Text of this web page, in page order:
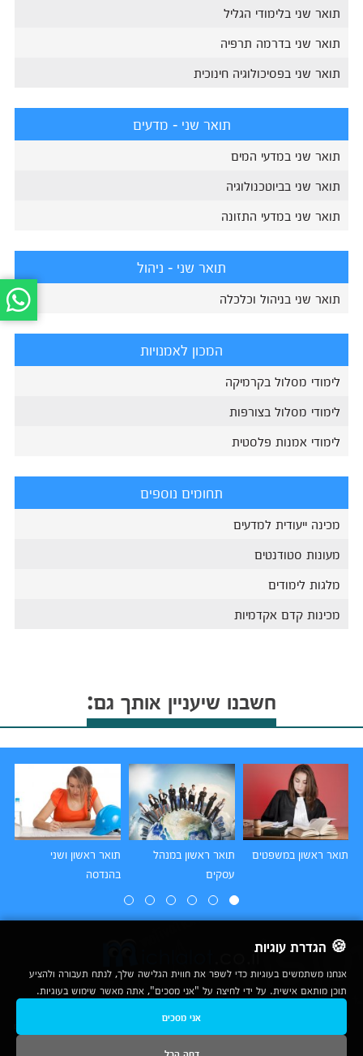
תואר שני בלימודי הגליל
תואר שני בדרמה תרפיה
תואר שני בפסיכולוגיה חינוכית
תואר שני - מדעים
תואר שני במדעי המים
תואר שני בביוטכנולוגיה
תואר שני במדעי התזונה
תואר שני - ניהול
תואר שני בניהול וכלכלה
המכון לאמנויות
לימודי מסלול בקרמיקה
לימודי מסלול בצורפות
לימודי אמנות פלסטית
תחומים נוספים
מכינה ייעודית למדעים
מעונות סטודנטים
מלגות לימודים
מכינות קדם אקדמיות
חשבנו שיעניין אותך גם:
תואר ראשון במשפטים
תואר ראשון במנהל
עסקים
תואר ראשון ושני
בהנדסה
© כל הזכויות שמורות לחברת נרד אונליין בע"מ | מכללות|
🍪 הגדרת עוגיות
אנחנו משתמשים בעוגיות כדי לשפר את חווית הגלישה שלך, לנתח תעבורה ולהציע
תוכן מותאם אישית. על ידי לחיצה על "אני מסכים", אתה מאשר שימוש בעוגיות.
אני מסכים